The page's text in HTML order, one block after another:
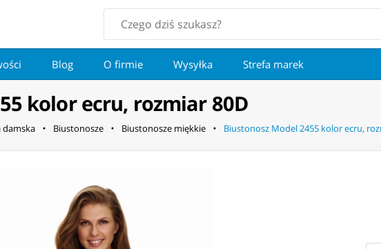
Blog O firmie Wysyłka Strefa marek
kolor ecru, rozmiar 80D
damska Biustonosze Biustonosze miękkie Biustonosz Model 2455 kolor ecru,